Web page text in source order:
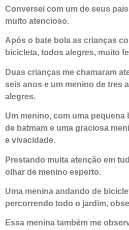
Conversei com um de seus
muito atencioso.
Após o bate bola as crianças
bicicleta, todos alegres, muito
Duas crianças me chamaram
seis anos e um menino de tres
alegres.
Um menino, com uma pequena
de batmam e uma graciosa
e vivacidade.
Prestando muita atenção em
olhar de menino esperto.
Uma menina andando de
percorrendo todo o jardim,
Essa menina também me